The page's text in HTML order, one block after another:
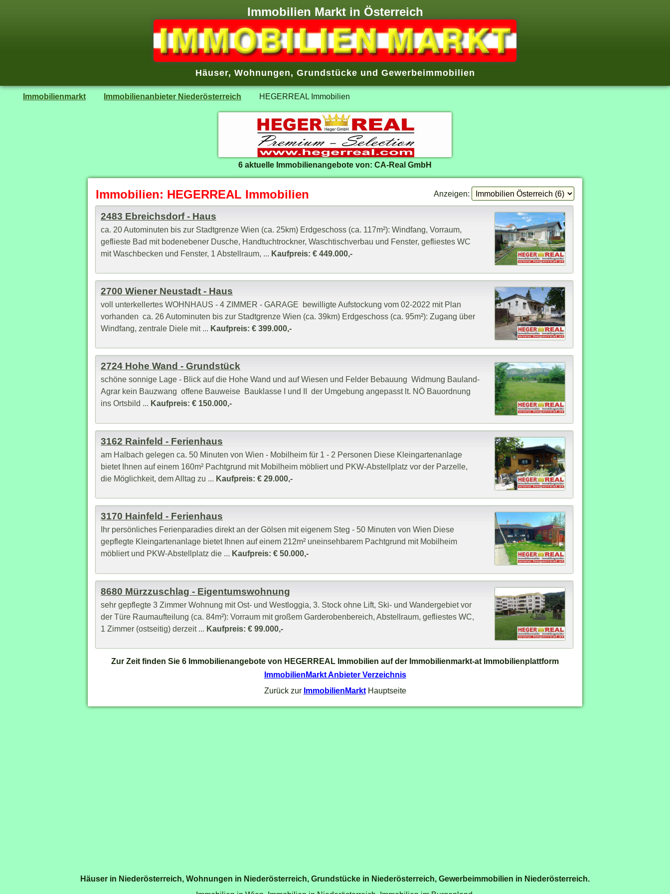
Immobilien Markt in Österreich
Häuser, Wohnungen, Grundstücke und Gewerbeimmobilien
Immobilienmarkt Immobilienanbieter Niederösterreich HEGERREAL Immobilien
6 aktuelle Immobilienangebote von: CA-Real GmbH
Immobilien: HEGERREAL Immobilien Anzeigen:
2483 Ebreichsdorf - Haus
ca. 20 Autominuten bis zur Stadtgrenze Wien (ca. 25km) Erdgeschoss (ca. 117m²): Windfang, Vorraum,
geflieste Bad mit bodenebener Dusche, Handtuchtrockner, Waschtischverbau und Fenster, gefliestes WC
mit Waschbecken und Fenster, 1 Abstellraum, ... Kaufpreis: € 449.000,-
2700 Wiener Neustadt - Haus
voll unterkellertes WOHNHAUS - 4 ZIMMER - GARAGE bewilligte Aufstockung vom 02-2022 mit Plan
vorhanden ca. 26 Autominuten bis zur Stadtgrenze Wien (ca. 39km) Erdgeschoss (ca. 95m²): Zugang über
Windfang, zentrale Diele mit ... Kaufpreis: € 399.000,-
2724 Hohe Wand - Grundstück
schöne sonnige Lage - Blick auf die Hohe Wand und auf Wiesen und Felder Bebauung Widmung Bauland-
Agrar kein Bauzwang offene Bauweise Bauklasse I und II der Umgebung angepasst lt. NÖ Bauordnung
ins Ortsbild ... Kaufpreis: € 150.000,-
3162 Rainfeld - Ferienhaus
am Halbach gelegen ca. 50 Minuten von Wien - Mobilheim für 1 - 2 Personen Diese Kleingartenanlage
bietet Ihnen auf einem 160m² Pachtgrund mit Mobilheim möbliert und PKW-Abstellplatz vor der Parzelle,
die Möglichkeit, dem Alltag zu ... Kaufpreis: € 29.000,-
3170 Hainfeld - Ferienhaus
Ihr persönliches Ferienparadies direkt an der Gölsen mit eigenem Steg - 50 Minuten von Wien Diese
gepflegte Kleingartenanlage bietet Ihnen auf einem 212m² uneinsehbarem Pachtgrund mit Mobilheim
möbliert und PKW-Abstellplatz die ... Kaufpreis: € 50.000,-
8680 Mürzzuschlag - Eigentumswohnung
sehr gepflegte 3 Zimmer Wohnung mit Ost- und Westloggia, 3. Stock ohne Lift, Ski- und Wandergebiet vor
der Türe Raumaufteilung (ca. 84m²): Vorraum mit großem Garderobenbereich, Abstellraum, gefliestes WC,
1 Zimmer (ostseitig) derzeit ... Kaufpreis: € 99.000,-
Zur Zeit finden Sie 6 Immobilienangebote von HEGERREAL Immobilien auf der Immobilienmarkt-at Immobilienplattform
ImmobilienMarkt Anbieter Verzeichnis
Zurück zur ImmobilienMarktHauptseite
Häuser in Niederösterreich, Wohnungen in Niederösterreich, Grundstücke in Niederösterreich, Gewerbeimmobilien in Niederösterreich.